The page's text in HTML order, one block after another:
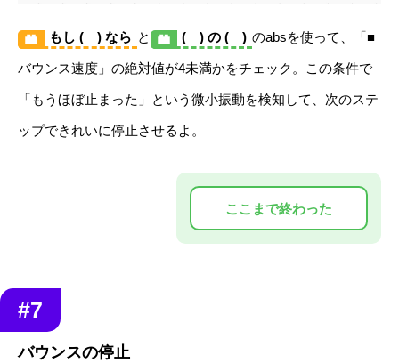
もし ( ) なら と ( ) の ( ) のabsを使って、「■
バウンス速度」の絶対値が4未満かをチェック。この条件で
「もうほぼ止まった」という微小振動を検知して、次のステ
ップできれいに停止させるよ。
#7
バウンスの停止